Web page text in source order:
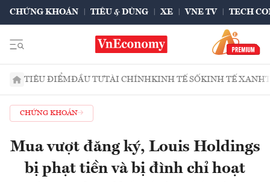
CHỨNG KHOÁN TIÊU & DÙNG XE VNE TV TECH
TIÊU ĐIỂMĐẦU TƯTÀI CHÍNHKINH TẾ SỐKINH TẾ XANH
CHỨNG KHOÁN
Mua vượt đăng ký, Louis Holdings
bị phạt tiền và bị đình chỉ hoạt